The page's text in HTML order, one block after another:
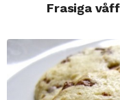
Frasiga